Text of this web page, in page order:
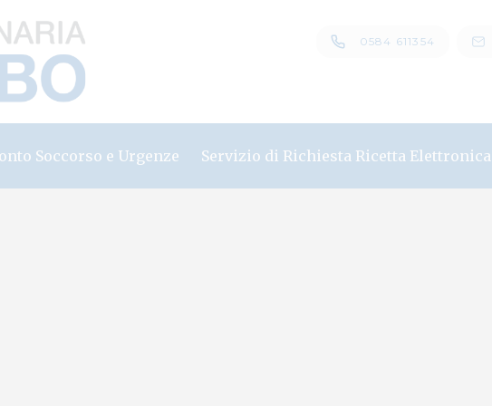
0584 611354
Soccorso e Urgenze
Servizio di Richiesta Ricetta Elettronica